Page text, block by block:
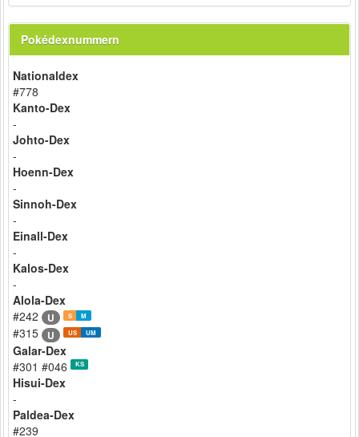
Pokédexnummern
Nationaldex
#778
Kanto-Dex
-
Johto-Dex
-
Hoenn-Dex
-
Sinnoh-Dex
-
Einall-Dex
-
Kalos-Dex
-
Alola-Dex
#242
U S M
#315 U US UM
Galar-Dex
#301 #046
KS
Hisui-Dex
-
Paldea-Dex
#239